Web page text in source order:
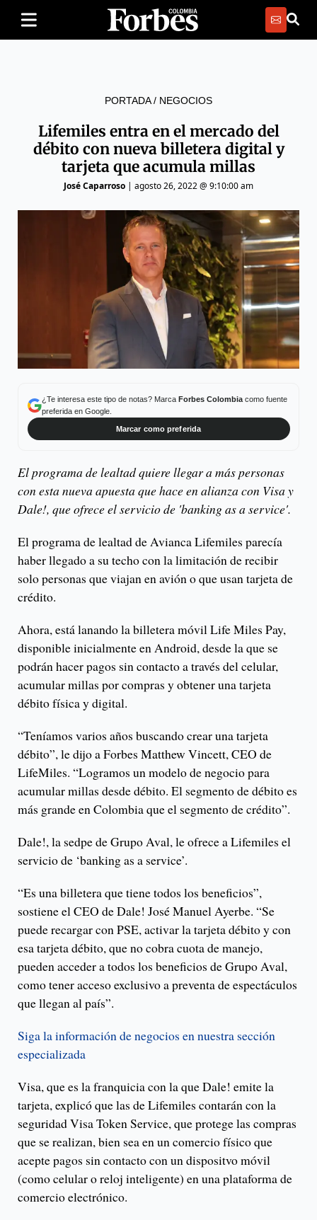
PORTADA/ NEGOCIOS
Lifemiles entra en el mercado del
débito con nueva billetera digital y
tarjeta que acumula millas
José Caparroso | agosto 26, 2022 @ 9:10:00 am
¿Te interesa este tipo de notas? Marca Forbes Colombiacomo fuente
preferida en Google.
Marcar como preferida
El programa de lealtad quiere llegar a más personas
con esta nueva apuesta que hace en alianza con Visa y
Dale!, que ofrece el servicio de 'banking as a service'.
El programa de lealtad de Avianca Lifemiles parecía
haber llegado a su techo con la limitación de recibir
solo personas que viajan en avión o que usan tarjeta de
crédito.
Ahora, está lanando la billetera móvil Life Miles Pay,
disponible inicialmente en Android, desde la que se
podrán hacer pagos sin contacto a través del celular,
acumular millas por compras y obtener una tarjeta
débito física y digital.
“Teníamos varios años buscando crear una tarjeta
débito”, le dijo a Forbes Matthew Vincett, CEO de
LifeMiles. “Logramos un modelo de negocio para
acumular millas desde débito. El segmento de débito es
más grande en Colombia que el segmento de crédito”.
Dale!, la sedpe de Grupo Aval, le ofrece a Lifemiles el
servicio de ‘banking as a service’.
“Es una billetera que tiene todos los beneficios”,
sostiene el CEO de Dale! José Manuel Ayerbe. “Se
puede recargar con PSE, activar la tarjeta débito y con
esa tarjeta débito, que no cobra cuota de manejo,
pueden acceder a todos los beneficios de Grupo Aval,
como tener acceso exclusivo a preventa de espectáculos
que llegan al país”.
Siga la información de negocios en nuestra sección
especializada
Visa, que es la franquicia con la que Dale! emite la
tarjeta, explicó que las de Lifemiles contarán con la
seguridad Visa Token Service, que protege las compras
que se realizan, bien sea en un comercio físico que
acepte pagos sin contacto con un dispositvo móvil
(como celular o reloj inteligente) en una plataforma de
comercio electrónico.